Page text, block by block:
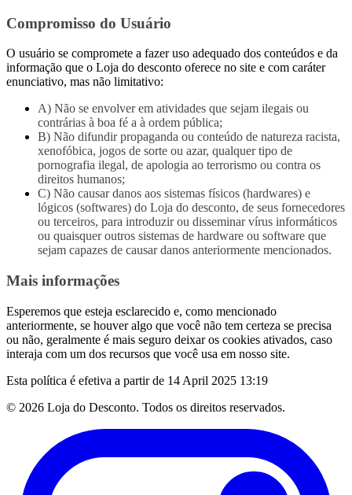
Compromisso do Usuário
O usuário se compromete a fazer uso adequado dos conteúdos e da
informação que o Loja do desconto oferece no site e com caráter
enunciativo, mas não limitativo:
A) Não se envolver em atividades que sejam ilegais ou
contrárias à boa fé a à ordem pública;
B) Não difundir propaganda ou conteúdo de natureza racista,
xenofóbica, jogos de sorte ou azar, qualquer tipo de
pornografia ilegal, de apologia ao terrorismo ou contra os
direitos humanos;
C) Não causar danos aos sistemas físicos (hardwares) e
lógicos (softwares) do Loja do desconto, de seus fornecedores
ou terceiros, para introduzir ou disseminar vírus informáticos
ou quaisquer outros sistemas de hardware ou software que
sejam capazes de causar danos anteriormente mencionados.
Mais informações
Esperemos que esteja esclarecido e, como mencionado
anteriormente, se houver algo que você não tem certeza se precisa
ou não, geralmente é mais seguro deixar os cookies ativados, caso
interaja com um dos recursos que você usa em nosso site.
Esta política é efetiva a partir de 14 April 2025 13:19
© 2026 Loja do Desconto. Todos os direitos reservados.